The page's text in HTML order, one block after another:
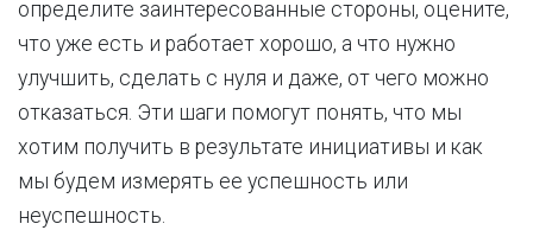
определите заинтересованные стороны, оцените,
что уже есть и работает хорошо, а что нужно
улучшить, сделать с нуля и даже, от чего можно
отказаться. Эти шаги помогут понять, что мы
хотим получить в результате инициативы и как
мы будем измерять ее успешность или
неуспешность.